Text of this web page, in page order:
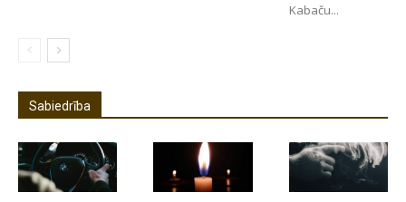
Kabaču...
Sabiedrība